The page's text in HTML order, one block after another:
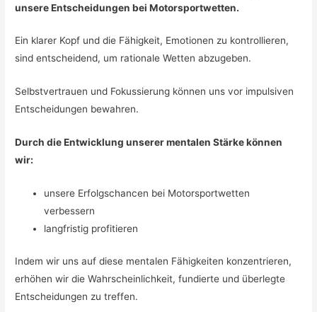
unsere Entscheidungen bei Motorsportwetten.
Ein klarer Kopf und die Fähigkeit, Emotionen zu kontrollieren,
sind entscheidend, um rationale Wetten abzugeben.
Selbstvertrauen und Fokussierung können uns vor impulsiven
Entscheidungen bewahren.
Durch die Entwicklung unserer mentalen Stärke können
wir:
unsere Erfolgschancen bei Motorsportwetten
verbessern
langfristig profitieren
Indem wir uns auf diese mentalen Fähigkeiten konzentrieren,
erhöhen wir die Wahrscheinlichkeit, fundierte und überlegte
Entscheidungen zu treffen.